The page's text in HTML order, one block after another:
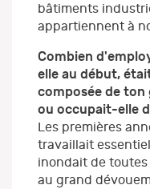
bâtiments
appartiennent à
Combien
elle au début,
composée de
ou occupait-elle
Les premières
travaillait
inondait de
au grand